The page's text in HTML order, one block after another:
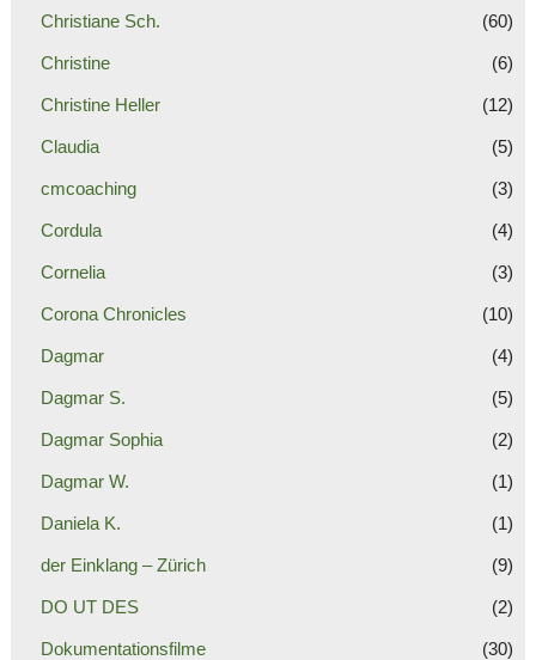
Christiane Sch. (60)
Christine (6)
Christine Heller (12)
Claudia (5)
cmcoaching (3)
Cordula (4)
Cornelia (3)
Corona Chronicles (10)
Dagmar (4)
Dagmar S. (5)
Dagmar Sophia (2)
Dagmar W. (1)
Daniela K. (1)
der Einklang – Zürich (9)
DO UT DES (2)
Dokumentationsfilme (30)